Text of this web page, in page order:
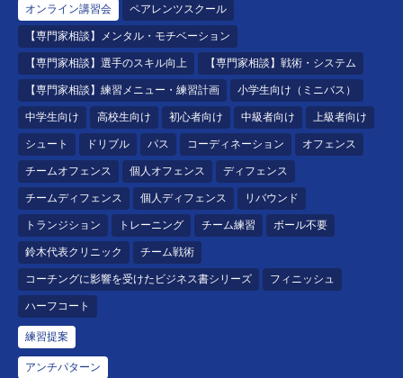
オンライン講習会 ペアレンツスクール
【専門家相談】メンタル・モチベーション
【専門家相談】選手のスキル向上 【専門家相談】戦術・システム
【専門家相談】練習メニュー・練習計画 小学生向け（ミニバス）
中学生向け 高校生向け 初心者向け 中級者向け 上級者向け
シュート ドリブル パス コーディネーション オフェンス
チームオフェンス 個人オフェンス ディフェンス
チームディフェンス 個人ディフェンス リバウンド
トランジション トレーニング チーム練習 ボール不要
鈴木代表クリニック チーム戦術
コーチングに影響を受けたビジネス書シリーズ フィニッシュ
ハーフコート
練習提案
アンチパターン